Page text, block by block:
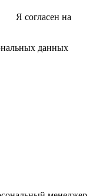
Я согласен на
данных